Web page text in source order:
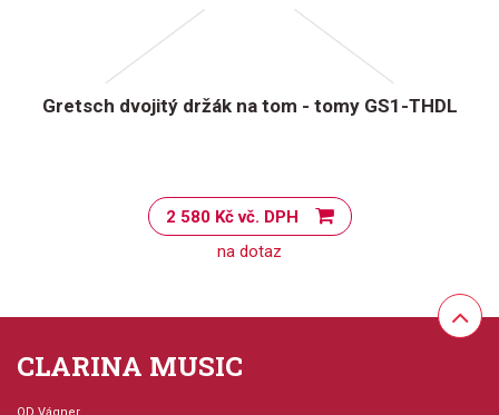
Gretsch dvojitý držák na tom - tomy GS1-THDL
2 580 Kč vč. DPH
na dotaz
CLARINA MUSIC